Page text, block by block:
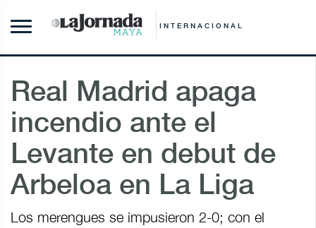
INTERNACIONAL
Real Madrid apaga
incendio ante el
Levante en debut de
Arbeloa en La Liga
Los merengues se impusieron 2-0; con el